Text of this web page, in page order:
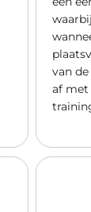
van
af met